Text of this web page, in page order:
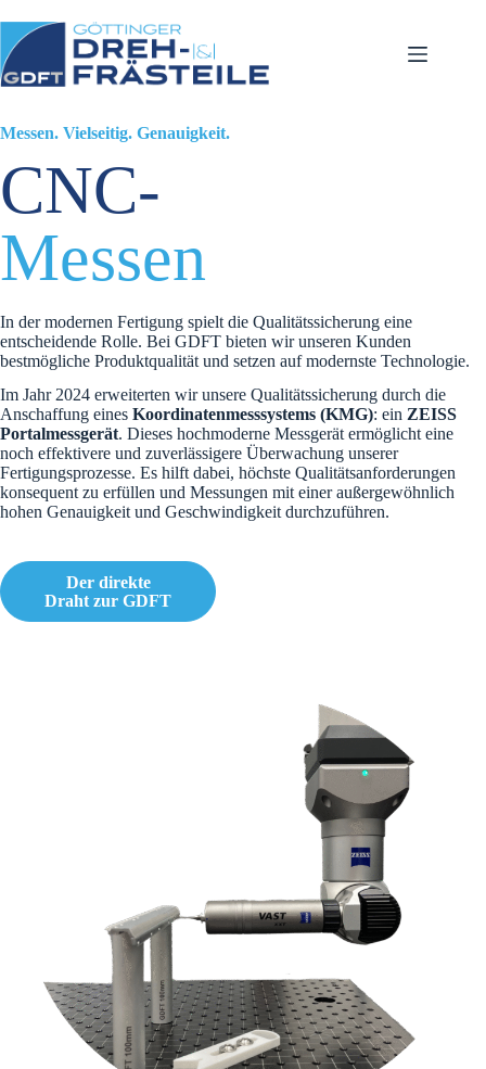
Inhalt
springen
Messen. Vielseitig. Genauigkeit.
CNC-
Messen
In der modernen Fertigung spielt die Qualitätssicherung eine
entscheidende Rolle. Bei GDFT bieten wir unseren Kunden
bestmögliche Produktqualität und setzen auf modernste Technologie.
Im Jahr 2024 erweiterten wir unsere Qualitätssicherung durch die
Anschaffung eines Koordinatenmesssystems (KMG): ein ZEISS
Portalmessgerät. Dieses hochmoderne Messgerät ermöglicht eine
noch effektivere und zuverlässigere Überwachung unserer
Fertigungsprozesse. Es hilft dabei, höchste Qualitätsanforderungen
konsequent zu erfüllen und Messungen mit einer außergewöhnlich
hohen Genauigkeit und Geschwindigkeit durchzuführen.
Der direkte
Draht zur GDFT